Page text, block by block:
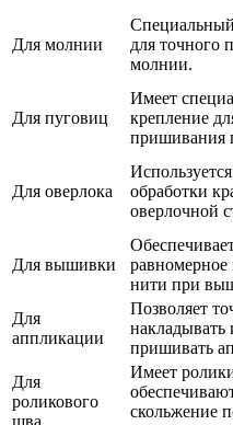
Для молнии
для точного
молнии.
Для пуговиц
Имеет
крепление
пришивания
Для оверлока
обработки
оверлочной
Для вышивки
равномерное
нити при
Для
аппликации
Позволяет
накладывать
пришивать
Для
роликового
шва
Имеет
скольжение